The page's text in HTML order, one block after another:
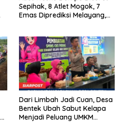
Sepihak, 8 Atlet Mogok, 7
Emas Diprediksi Melayang,
Dari Limbah Jadi Cuan, Desa
Bentek Ubah Sabut Kelapa
Menjadi Peluang UMKM